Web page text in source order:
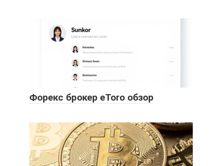
Форекс брокер eToro обзор